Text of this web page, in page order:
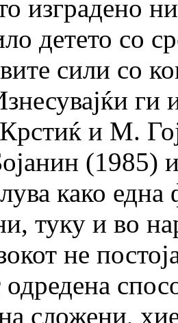
изградено
детето со
сили со
ги
и М.
(1985)
како
туку и во
не
одредена
сложени,